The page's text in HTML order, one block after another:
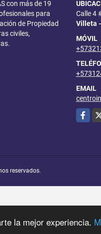
la mejor experiencia.
con más de 19
para
de Propiedad
civiles,
Calle 4
Villeta
MÓVIL
EMAIL
X
reservados.